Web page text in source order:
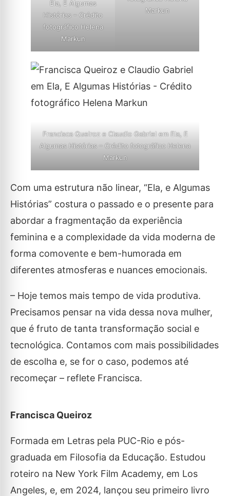
Ela, E Algumas
Histórias – Crédito
fotográfico Helena
Markun
Markun
Francisca Queiroz e Claudio Gabriel em Ela, E
Algumas Histórias – Crédito fotográfico Helena
Markun
Com uma estrutura não linear, “Ela, e Algumas
Histórias” costura o passado e o presente para
abordar a fragmentação da experiência
feminina e a complexidade da vida moderna de
forma comovente e bem-humorada em
diferentes atmosferas e nuances emocionais.
– Hoje temos mais tempo de vida produtiva.
Precisamos pensar na vida dessa nova mulher,
que é fruto de tanta transformação social e
tecnológica. Contamos com mais possibilidades
de escolha e, se for o caso, podemos até
recomeçar – reflete Francisca.
Francisca Queiroz
Formada em Letras pela PUC-Rio e pós-
graduada em Filosofia da Educação. Estudou
roteiro na New York Film Academy, em Los
Angeles, e, em 2024, lançou seu primeiro livro